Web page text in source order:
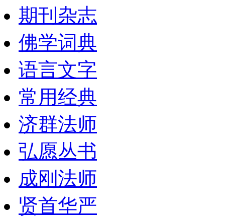
期刊杂志
佛学词典
语言文字
常用经典
济群法师
弘愿丛书
成刚法师
贤首华严